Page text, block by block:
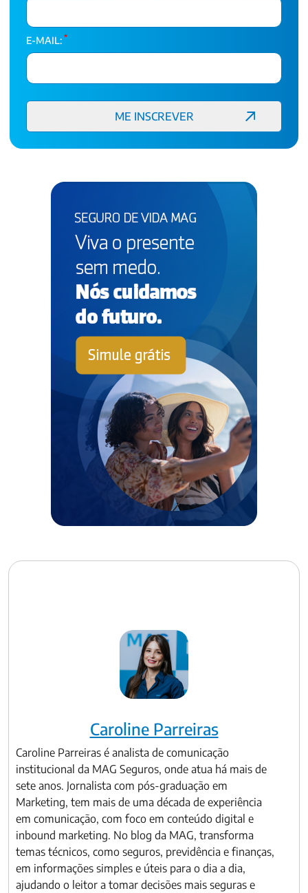
E-MAIL: *
Caroline Parreiras
Caroline Parreiras é analista de comunicação
institucional da MAG Seguros, onde atua há mais de
sete anos. Jornalista com pós-graduação em
Marketing, tem mais de uma década de experiência
em comunicação, com foco em conteúdo digital e
inbound marketing. No blog da MAG, transforma
temas técnicos, como seguros, previdência e finanças,
em informações simples e úteis para o dia a dia,
ajudando o leitor a tomar decisões mais seguras e